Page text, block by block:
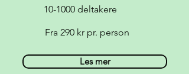
10-1000 deltakere
Fra 290 kr pr. person
Les mer